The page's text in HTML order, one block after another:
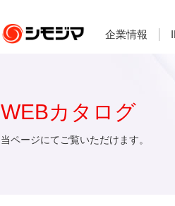
企業情報
WEBカタログ
当ページにてご覧いただけます。